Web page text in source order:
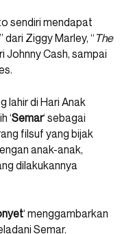
sendiri mendapat
” dari Ziggy Marley, “ The
Johnny Cash, sampai
lahir di Hari Anak
‘Semar‘ sebagai
filsuf yang bijak
anak-anak,
dilakukannya
‘ menggambarkan
Semar.